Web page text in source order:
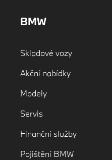
BMW
Skladové vozy
Akční nabídky
Modely
Servis
Finanční služby
Pojištění BMW